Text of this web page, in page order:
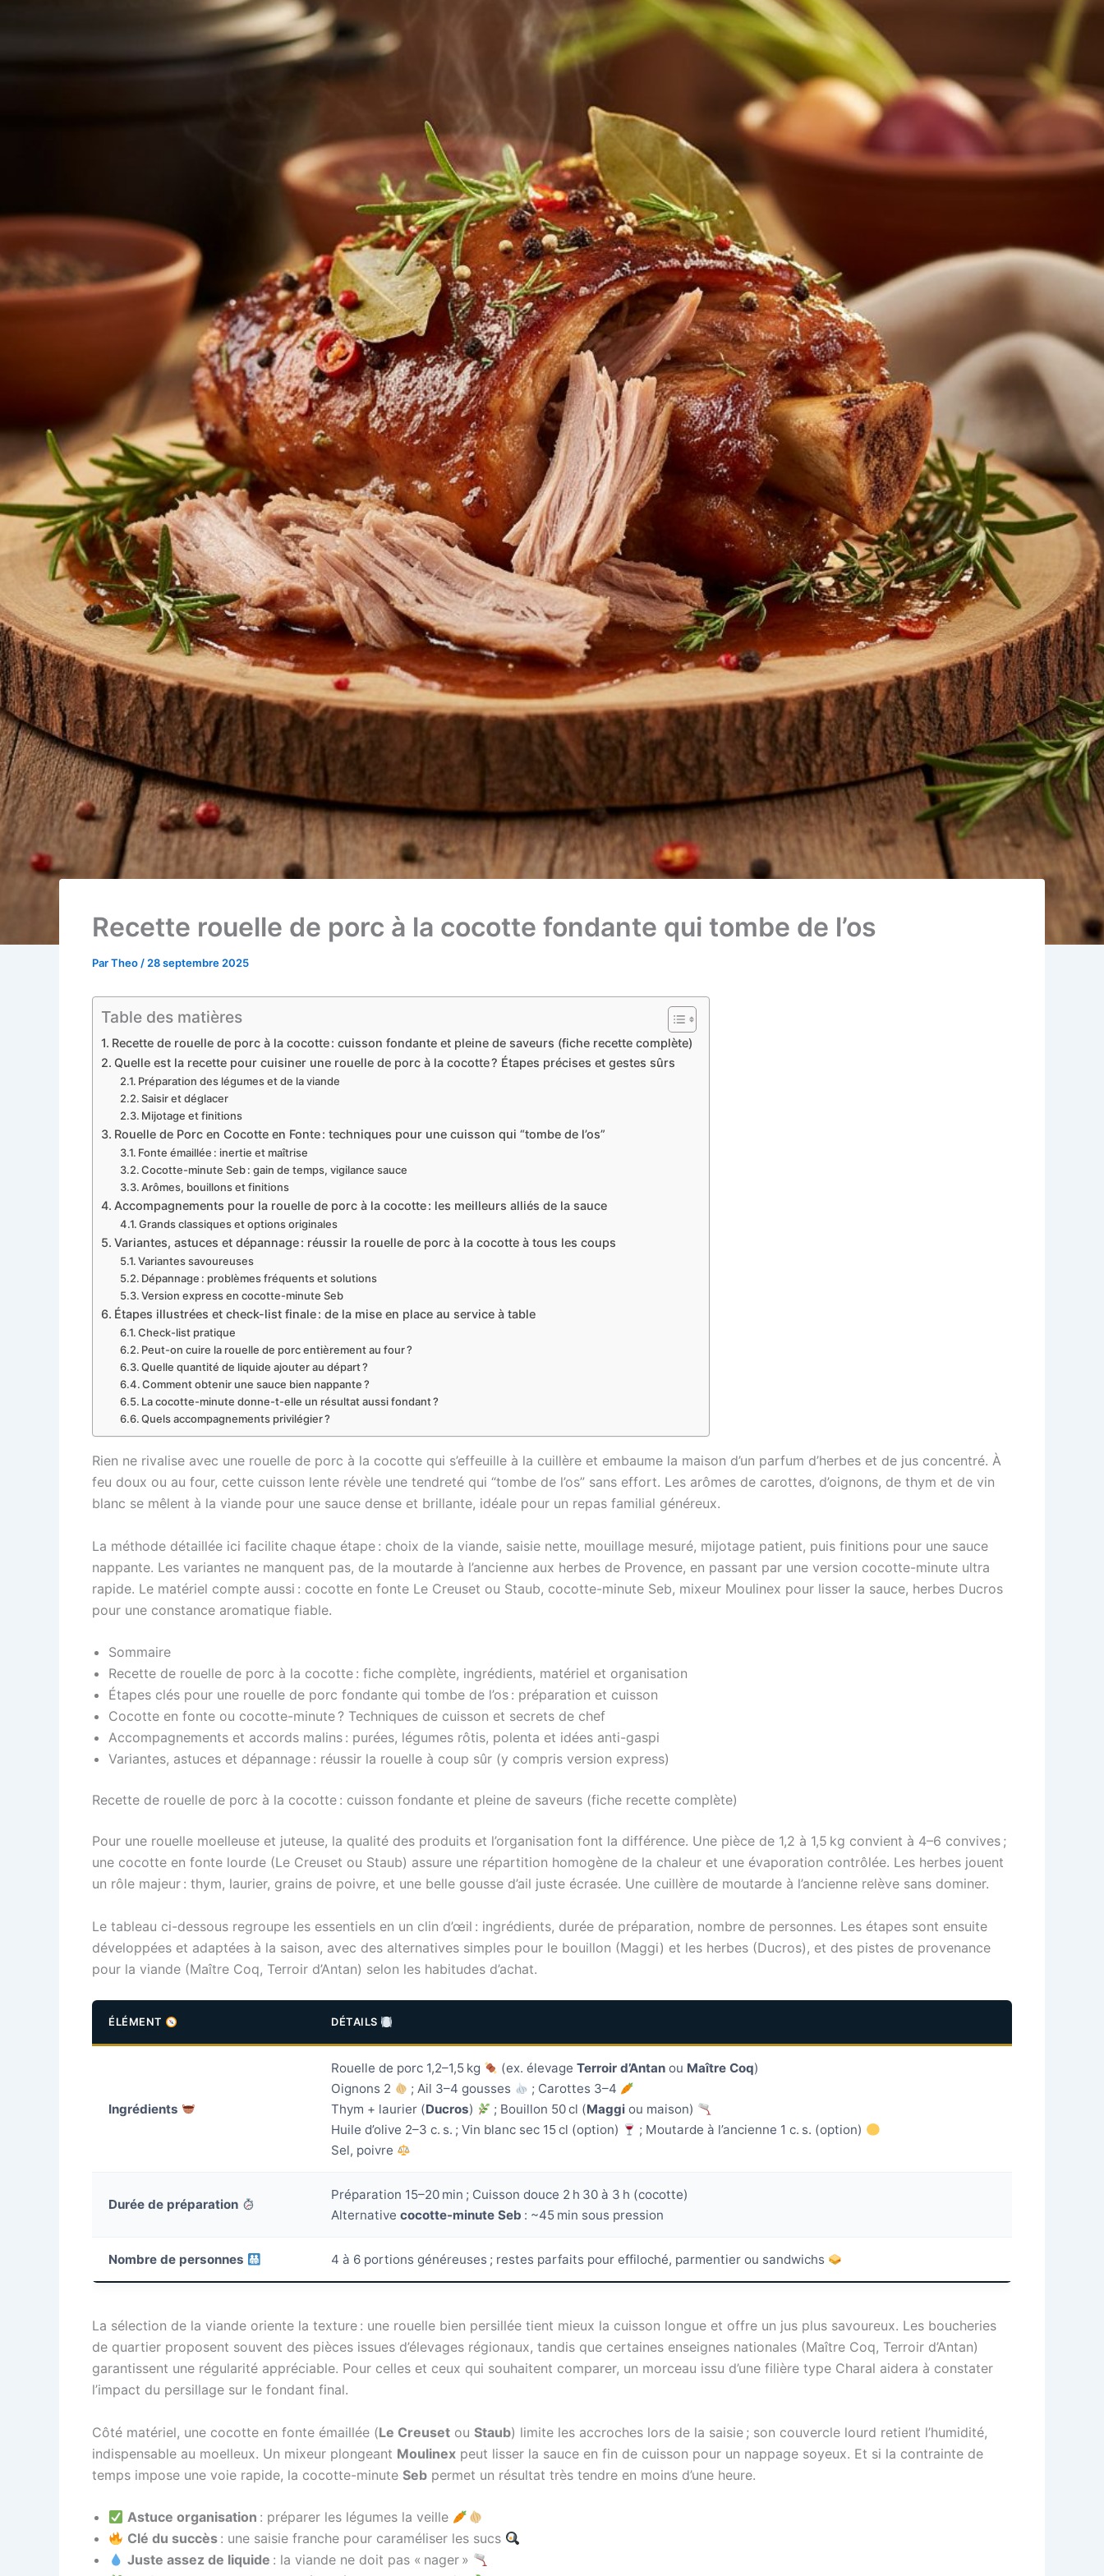
Recette rouelle de porc à la cocotte fondante qui tombe de l’os
ParTheo / 28 septembre 2025
Table des matières
Recette de rouelle de porc à la cocotte : cuisson fondante et pleine de saveurs (fiche recette complète)
Quelle est la recette pour cuisiner une rouelle de porc à la cocotte ? Étapes précises et gestes sûrs
Préparation des légumes et de la viande
Saisir et déglacer
Mijotage et finitions
Rouelle de Porc en Cocotte en Fonte : techniques pour une cuisson qui “tombe de l’os”
Fonte émaillée : inertie et maîtrise
Cocotte-minute Seb : gain de temps, vigilance sauce
Arômes, bouillons et finitions
Accompagnements pour la rouelle de porc à la cocotte : les meilleurs alliés de la sauce
Grands classiques et options originales
Variantes, astuces et dépannage : réussir la rouelle de porc à la cocotte à tous les coups
Variantes savoureuses
Dépannage : problèmes fréquents et solutions
Version express en cocotte-minute Seb
Étapes illustrées et check-list finale : de la mise en place au service à table
Check-list pratique
Peut-on cuire la rouelle de porc entièrement au four ?
Quelle quantité de liquide ajouter au départ ?
Comment obtenir une sauce bien nappante ?
La cocotte-minute donne-t-elle un résultat aussi fondant ?
Quels accompagnements privilégier ?
Rien ne rivalise avec une rouelle de porc à la cocotte qui s’effeuille à la cuillère et embaume la maison d’un parfum d’herbes et de jus concentré. À
feu doux ou au four, cette cuisson lente révèle une tendreté qui “tombe de l’os” sans effort. Les arômes de carottes, d’oignons, de thym et de vin
blanc se mêlent à la viande pour une sauce dense et brillante, idéale pour un repas familial généreux.
La méthode détaillée ici facilite chaque étape : choix de la viande, saisie nette, mouillage mesuré, mijotage patient, puis finitions pour une sauce
nappante. Les variantes ne manquent pas, de la moutarde à l’ancienne aux herbes de Provence, en passant par une version cocotte-minute ultra
rapide. Le matériel compte aussi : cocotte en fonte Le Creuset ou Staub, cocotte-minute Seb, mixeur Moulinex pour lisser la sauce, herbes Ducros
pour une constance aromatique fiable.
Sommaire
Recette de rouelle de porc à la cocotte : fiche complète, ingrédients, matériel et organisation
Étapes clés pour une rouelle de porc fondante qui tombe de l’os : préparation et cuisson
Cocotte en fonte ou cocotte-minute ? Techniques de cuisson et secrets de chef
Accompagnements et accords malins : purées, légumes rôtis, polenta et idées anti-gaspi
Variantes, astuces et dépannage : réussir la rouelle à coup sûr (y compris version express)
Recette de rouelle de porc à la cocotte : cuisson fondante et pleine de saveurs (fiche recette complète)
Pour une rouelle moelleuse et juteuse, la qualité des produits et l’organisation font la différence. Une pièce de 1,2 à 1,5 kg convient à 4–6 convives ;
une cocotte en fonte lourde (Le Creuset ou Staub) assure une répartition homogène de la chaleur et une évaporation contrôlée. Les herbes jouent
un rôle majeur : thym, laurier, grains de poivre, et une belle gousse d’ail juste écrasée. Une cuillère de moutarde à l’ancienne relève sans dominer.
Le tableau ci-dessous regroupe les essentiels en un clin d’œil : ingrédients, durée de préparation, nombre de personnes. Les étapes sont ensuite
développées et adaptées à la saison, avec des alternatives simples pour le bouillon (Maggi) et les herbes (Ducros), et des pistes de provenance
pour la viande (Maître Coq, Terroir d’Antan) selon les habitudes d’achat.
ÉLÉMENT DÉTAILS
Ingrédients
Rouelle de porc 1,2–1,5 kg (ex. élevageTerroir d’Antan ou Maître Coq)
Oignons 2
; Ail 3–4 gousses
; Carottes 3–4
Thym + laurier (Ducros) ; Bouillon 50 cl (Maggi ou maison)
Huile d’olive 2–3 c. s. ; Vin blanc sec 15 cl (option)
; Moutarde à l’ancienne 1 c. s. (option)
Sel, poivre
Durée de préparation
Préparation 15–20 min ; Cuisson douce 2 h 30 à 3 h (cocotte)
Alternative cocotte-minute Seb : ~45 min sous pression
Nombre de personnes 4 à 6 portions généreuses ; restes parfaits pour effiloché, parmentier ou sandwichs
La sélection de la viande oriente la texture : une rouelle bien persillée tient mieux la cuisson longue et offre un jus plus savoureux. Les boucheries
de quartier proposent souvent des pièces issues d’élevages régionaux, tandis que certaines enseignes nationales (Maître Coq, Terroir d’Antan)
garantissent une régularité appréciable. Pour celles et ceux qui souhaitent comparer, un morceau issu d’une filière type Charal aidera à constater
l’impact du persillage sur le fondant final.
Côté matériel, une cocotte en fonte émaillée (Le Creuset ou Staub) limite les accroches lors de la saisie ; son couvercle lourd retient l’humidité,
indispensable au moelleux. Un mixeur plongeant Moulinex peut lisser la sauce en fin de cuisson pour un nappage soyeux. Et si la contrainte de
temps impose une voie rapide, la cocotte-minute Seb permet un résultat très tendre en moins d’une heure.
Astuce organisation : préparer les légumes la veille
Clé du succès : une saisie franche pour caraméliser les sucs
Juste assez de liquide : la viande ne doit pas « nager »